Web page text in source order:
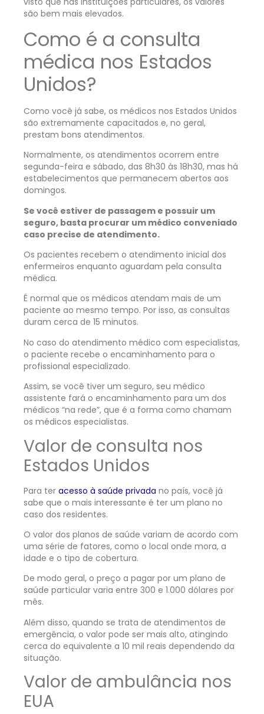
são bem mais elevados.
Como é a consulta
médica nos Estados
Unidos?
Como você já sabe, os médicos nos Estados Unidos
são extremamente capacitados e, no geral,
prestam bons atendimentos.
Normalmente, os atendimentos ocorrem entre
segunda-feira e sábado, das 8h30 às 18h30, mas há
estabelecimentos que permanecem abertos aos
domingos.
Se você estiver de passagem e possuir um
seguro, basta procurar um médico conveniado
caso precise de atendimento.
Os pacientes recebem o atendimento inicial dos
enfermeiros enquanto aguardam pela consulta
médica.
É normal que os médicos atendam mais de um
paciente ao mesmo tempo. Por isso, as consultas
duram cerca de 15 minutos.
No caso do atendimento médico com especialistas,
o paciente recebe o encaminhamento para o
profissional especializado.
Assim, se você tiver um seguro, seu médico
assistente fará o encaminhamento para um dos
médicos “na rede”, que é a forma como chamam
os médicos especialistas.
Valor de consulta nos
Estados Unidos
Para ter acesso à saúde privada no país, você já
sabe que o mais interessante é ter um plano no
caso dos residentes.
O valor dos planos de saúde variam de acordo com
uma série de fatores, como o local onde mora, a
idade e o tipo de cobertura.
De modo geral, o preço a pagar por um plano de
saúde particular varia entre 300 e 1.000 dólares por
mês.
Além disso, quando se trata de atendimentos de
emergência, o valor pode ser mais alto, atingindo
cerca do equivalente a 10 mil reais dependendo da
situação.
Valor de ambulância nos
EUA